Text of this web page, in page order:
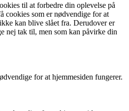
til at forbedre din oplevelse på
cookies som er nødvendige for at
kan blive slået fra. Derudover er
nej tak til, men som kan påvirke din
for at hjemmesiden fungerer.